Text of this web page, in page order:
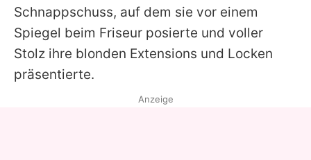
Schnappschuss, auf dem sie vor einem
Spiegel beim Friseur posierte und voller
Stolz ihre blonden Extensions und Locken
präsentierte.
Anzeige